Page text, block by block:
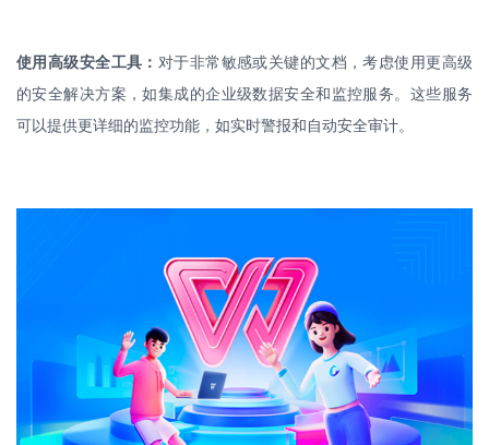
使用高级安全工具： 对于非常敏感或关键的文档，考虑使用更高级
的安全解决方案，如集成的企业级数据安全和监控服务。这些服务
可以提供更详细的监控功能，如实时警报和自动安全审计。